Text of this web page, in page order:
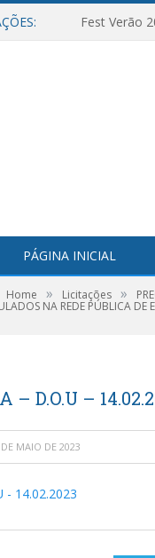
Fest Verão
PÁGINA INICIAL
Home » Licitações »
NA REDE PÚBLICA
– D.O.U –
MAIO DE 2023
- 14.02.2023